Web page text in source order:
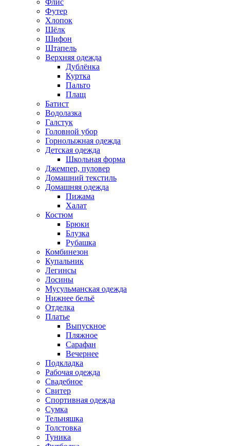
Футер
Хлопок
Шёлк
Шифон
Штапель
Верхняя одежда
Дублёнка
Куртка
Пальто
Плащ
Батист
Водолазка
Галстук
Головной убор
Горнолыжная одежда
Детская одежда
Школьная форма
Джемпер, пуловер
Домашний текстиль
Домашняя одежда
Пижама
Халат
Костюм
Брюки
Блузка
Рубашка
Комбинезон
Купальник
Легинсы
Лосины
Мусульманская одежда
Нижнее бельё
Отделка
Платье
Выпускное
Пляжное
Сарафан
Вечернее
Подкладка
Рабочая одежда
Свадебное
Свитер
Спортивная одежда
Сумка
Тельняшка
Толстовка
Туника